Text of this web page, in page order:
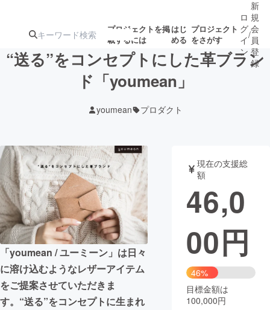
プロジェクトを掲
載するには
はじ
める
プロジェクト
をさがす
ジェクト
募集終了が近いプ
ロジェクト
アート・写真 音楽
テクノロジー・ガジェット ゲーム・
映像・映画 書籍・雑誌
ビジネス・起業 チャレンジ
まちづくり・地域活性化
ロ
グ
イ
ン
/
新
規
会
員
登
録
“送る”をコンセプトにした革ブラン
ド「youmean」
youmean プロダクト
「youmean / ユーミーン」は日々
に溶け込むようなレザーアイテム
をご提案させていただきま
す。“送る”をコンセプトに生まれ
現在の支援総
額
46,0
00円
46%
目標金額は
100,000円